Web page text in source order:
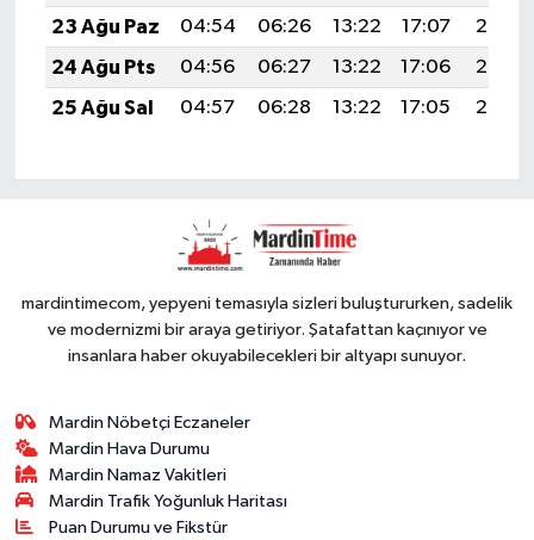
23 Ağu Paz
04:54 06:26 13:22 17:07
20:08
24 Ağu Pts
04:56 06:27 13:22 17:06
20:07
25 Ağu Sal
04:57 06:28 13:22 17:05 20:05
mardintimecom, yepyeni temasıyla sizleri buluştururken, sadelik
ve modernizmi bir araya getiriyor. Şatafattan kaçınıyor ve
insanlara haber okuyabilecekleri bir altyapı sunuyor.
Mardin Nöbetçi Eczaneler
Mardin Hava Durumu
Mardin Namaz Vakitleri
Mardin Trafik Yoğunluk Haritası
Puan Durumu ve Fikstür